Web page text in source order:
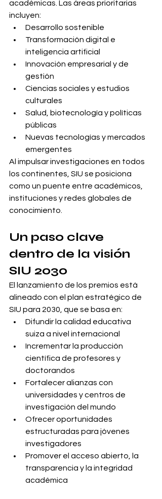
académicas. Las áreas prioritarias
incluyen:
Desarrollo sostenible
Transformación digital e
inteligencia artificial
Innovación empresarial y de
gestión
Ciencias sociales y estudios
culturales
Salud, biotecnología y políticas
públicas
Nuevas tecnologías y mercados
emergentes
Al impulsar investigaciones en todos
los continentes, SIU se posiciona
como un puente entre académicos,
instituciones y redes globales de
conocimiento.
Un paso clave
dentro de la visión
SIU 2030
El lanzamiento de los premios está
alineado con el plan estratégico de
SIU para 2030, que se basa en:
Difundir la calidad educativa
suiza a nivel internacional
Incrementar la producción
científica de profesores y
doctorandos
Fortalecer alianzas con
universidades y centros de
investigación del mundo
Ofrecer oportunidades
estructuradas para jóvenes
investigadores
Promover el acceso abierto, la
transparencia y la integridad
académica